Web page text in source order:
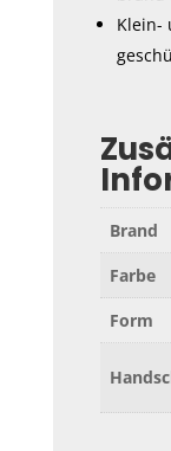
Klein-
Brand
Farbe
Form